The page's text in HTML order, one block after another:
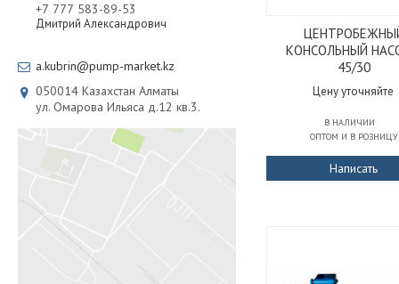
КОНСОЛЬНЫЙ
45/30
Цену уточняйте
В НАЛИЧИИ
ОПТОМ И В РОЗНИЦУ
Написать
+7 777 583-89-53
Дмитрий Александрович
a.kubrin@pump-market.kz
050014 Казахстан Алматы
ул. Омарова Ильяса д.12 кв.3.